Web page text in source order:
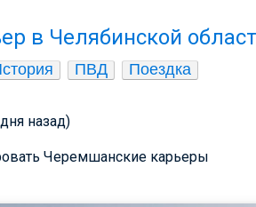
в Челябинской
ПВД
Поездка
назад)
Черемшанские карьеры